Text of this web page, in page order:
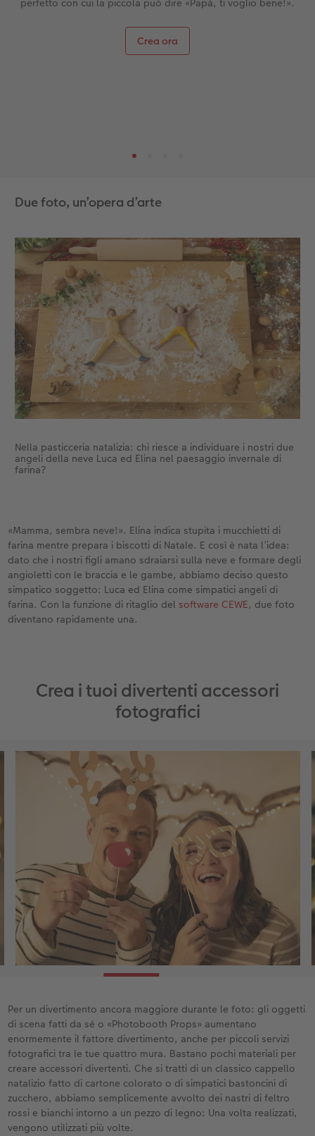
perfetto con cui la piccola può dire «Papà, ti voglio bene!».
Crea ora
Due foto, un’opera d’arte
Nella pasticceria natalizia: chi riesce a individuare i nostri due
angeli della neve Luca ed Elina nel paesaggio invernale di
farina?
«Mamma, sembra neve!». Elina indica stupita i mucchietti di
farina mentre prepara i biscotti di Natale. E così è nata l’idea:
dato che i nostri figli amano sdraiarsi sulla neve e formare degli
angioletti con le braccia e le gambe, abbiamo deciso questo
simpatico soggetto: Luca ed Elina come simpatici angeli di
farina. Con la funzione di ritaglio del software CEWE, due foto
diventano rapidamente una.
Crea i tuoi divertenti accessori
fotografici
Per un divertimento ancora maggiore durante le foto: gli oggetti
di scena fatti da sé o «Photobooth Props» aumentano
enormemente il fattore divertimento, anche per piccoli servizi
fotografici tra le tue quattro mura. Bastano pochi materiali per
creare accessori divertenti. Che si tratti di un classico cappello
natalizio fatto di cartone colorato o di simpatici bastoncini di
zucchero, abbiamo semplicemente avvolto dei nastri di feltro
rossi e bianchi intorno a un pezzo di legno: Una volta realizzati,
vengono utilizzati più volte.